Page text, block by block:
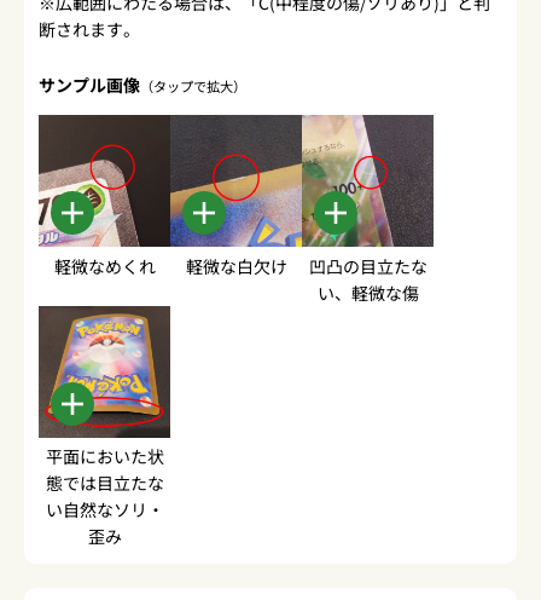
断されます。
サンプル画像 （タップで拡大）
軽微なめくれ 軽微な白欠け
凹凸の目立たな
い、軽微な傷
平面においた状
態では目立たな
い自然なソリ・
歪み